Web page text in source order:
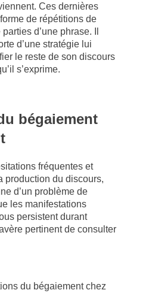
Ces dernières
de répétitions de
d’une phrase. Il
d’une stratégie lui
le reste de son discours
s’exprime.
bégaiement
fréquentes et
production du discours,
d’un problème de
les manifestations
persistent durant
pertinent de consulter
du bégaiement chez